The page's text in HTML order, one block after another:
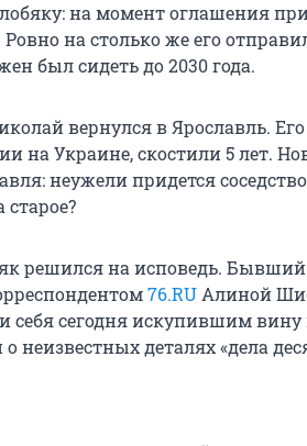
на момент оглашения
на столько же его
был сидеть до 2030 года.
вернулся в Ярославль.
на Украине, скостили 5 лет.
неужели придется
старое?
решился на исповедь.
76.RU Алиной
себя сегодня искупившим
неизвестных деталях «дела